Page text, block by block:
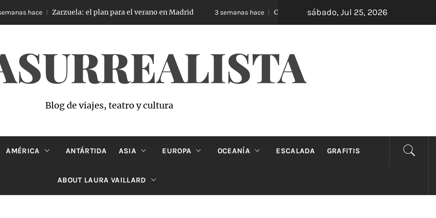
Zarzuela: el plan para el verano en Madrid 3 semanas hace Oveja Negra: el unipersonal que se ríe de los mandatos
sábado, Jul 25, 2026
Blog de viajes, teatro y cultura
AMÉRICA ANTÁRTIDA ASIA EUROPA OCEANÍA ESCALADA GRAFITIS
ABOUT LAURA VAILLARD